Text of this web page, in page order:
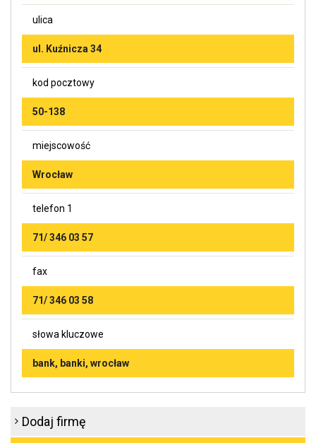
ulica
ul. Kuźnicza 34
kod pocztowy
50-138
miejscowość
Wrocław
telefon 1
71/ 346 03 57
fax
71/ 346 03 58
słowa kluczowe
bank, banki, wrocław
Dodaj firmę